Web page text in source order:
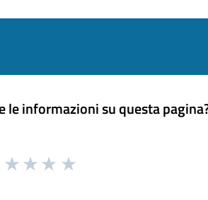
le informazioni su questa